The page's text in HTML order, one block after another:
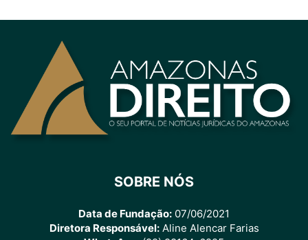
SOBRE NÓS
Data de Fundação: 07/06/2021
Diretora Responsável:Aline Alencar Farias